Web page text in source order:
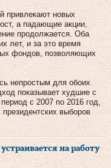
привлекают новых
а падающие акции,
продолжается. Оба
лет, и за это время
фондов, позволяющих
непростым для обоих
показывает худшие с
с 2007 по 2016 год,
выборов
на работу